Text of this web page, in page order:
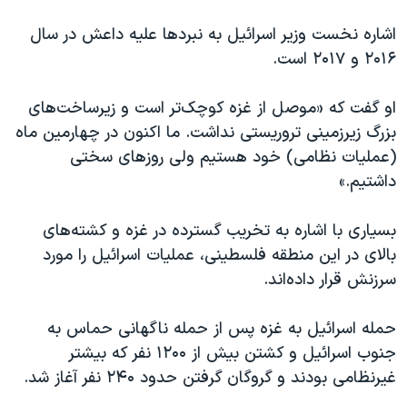
نرگس محمدی برنده جایزه نوبل صلح
صفحه‌های ویژه
سفر پرزیدنت ترامپ به چین
اشاره نخست وزیر اسرائيل به نبردها علیه داعش در سال
۲۰۱۶ و ۲۰۱۷ است.
او گفت که «موصل از غزه کوچک‌تر است و زیرساخت‌های
بزرگ زیرزمینی تروریستی نداشت. ما اکنون در چهارمین ماه
(عملیات نظامی) خود هستیم ولی روزهای سختی
داشتیم.»
بسیاری با اشاره به تخریب گسترده در غزه و کشته‌های
بالای در این منطقه فلسطینی، عملیات اسرائيل را مورد
سرزنش قرار داده‌اند.
حمله اسرائيل به غزه پس از حمله ناگهانی حماس به
جنوب اسرائيل و کشتن بیش از ۱۲۰۰ نفر که بیشتر
غیرنظامی بودند و گروگان گرفتن حدود ۲۴۰ نفر آغاز شد.